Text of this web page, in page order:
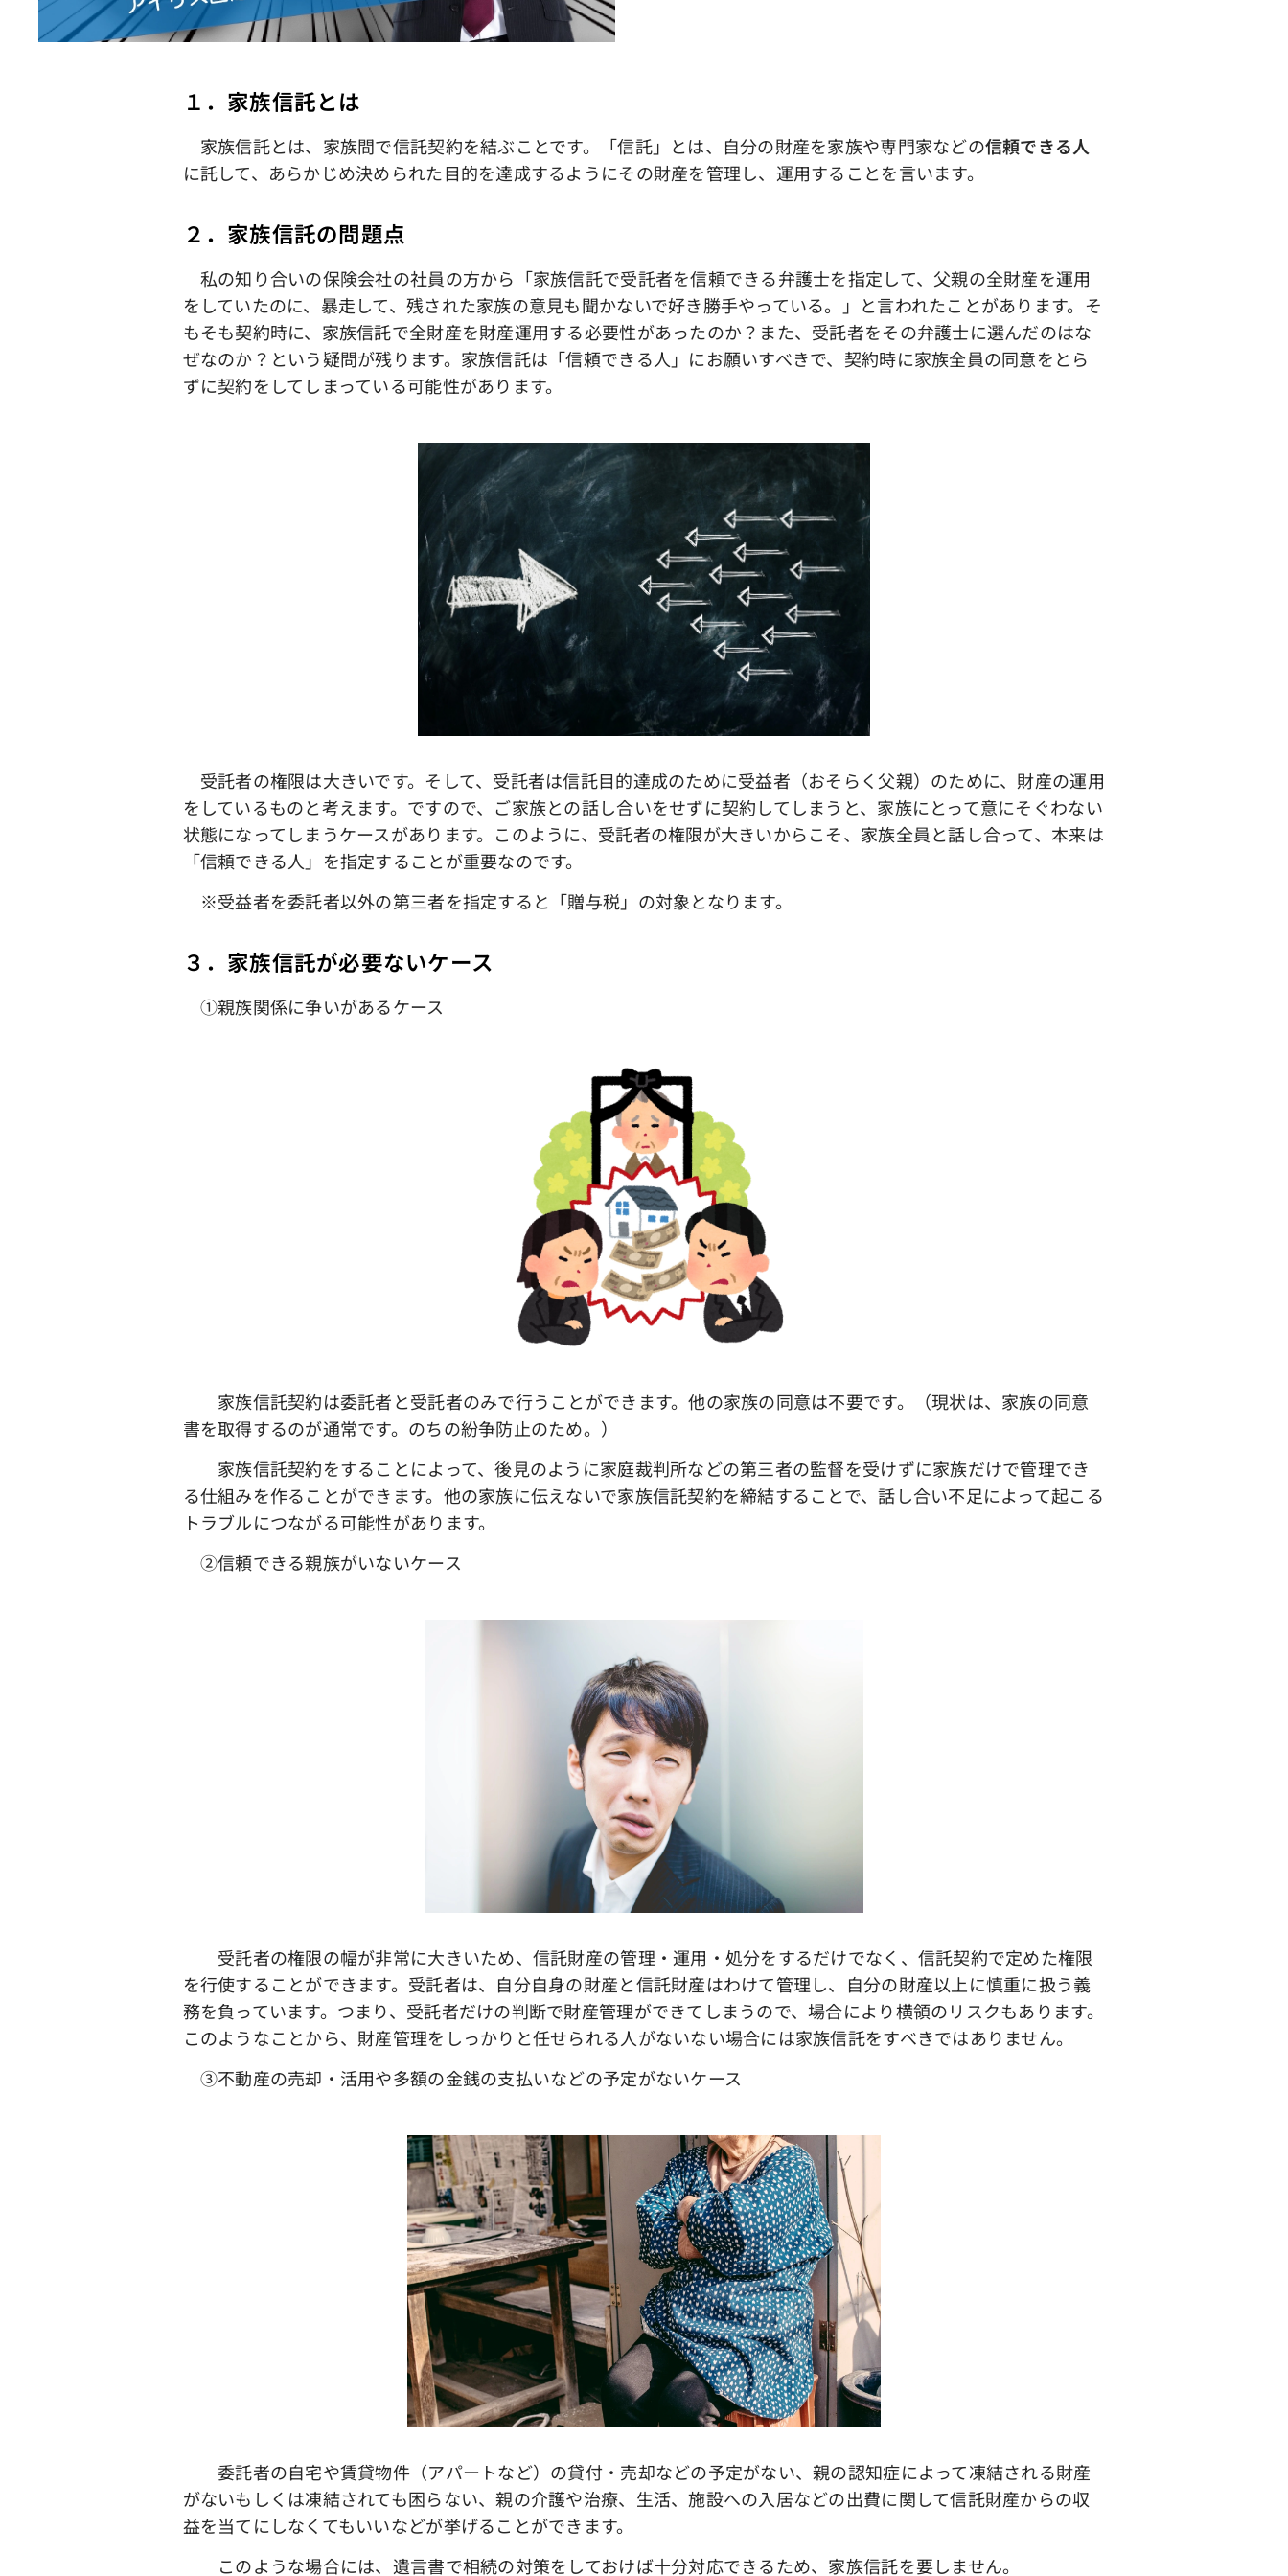
１．家族信託とは
家族信託とは、家族間で信託契約を結ぶことです。「信託」とは、自分の財産を家族や専門家などの信頼できる人
に託して、あらかじめ決められた目的を達成するようにその財産を管理し、運用することを言います。
２．家族信託の問題点
私の知り合いの保険会社の社員の方から「家族信託で受託者を信頼できる弁護士を指定して、父親の全財産を運用
をしていたのに、暴走して、残された家族の意見も聞かないで好き勝手やっている。」と言われたことがあります。そ
もそも契約時に、家族信託で全財産を財産運用する必要性があったのか？また、受託者をその弁護士に選んだのはな
ぜなのか？という疑問が残ります。家族信託は「信頼できる人」にお願いすべきで、契約時に家族全員の同意をとら
ずに契約をしてしまっている可能性があります。
受託者の権限は大きいです。そして、受託者は信託目的達成のために受益者（おそらく父親）のために、財産の運用
をしているものと考えます。ですので、ご家族との話し合いをせずに契約してしまうと、家族にとって意にそぐわない
状態になってしまうケースがあります。このように、受託者の権限が大きいからこそ、家族全員と話し合って、本来は
「信頼できる人」を指定することが重要なのです。
※受益者を委託者以外の第三者を指定すると「贈与税」の対象となります。
３．家族信託が必要ないケース
①親族関係に争いがあるケース
家族信託契約は委託者と受託者のみで行うことができます。他の家族の同意は不要です。（現状は、家族の同意
書を取得するのが通常です。のちの紛争防止のため。）
家族信託契約をすることによって、後見のように家庭裁判所などの第三者の監督を受けずに家族だけで管理でき
る仕組みを作ることができます。他の家族に伝えないで家族信託契約を締結することで、話し合い不足によって起こる
トラブルにつながる可能性があります。
➁信頼できる親族がいないケース
受託者の権限の幅が非常に大きいため、信託財産の管理・運用・処分をするだけでなく、信託契約で定めた権限
を行使することができます。受託者は、自分自身の財産と信託財産はわけて管理し、自分の財産以上に慎重に扱う義
務を負っています。つまり、受託者だけの判断で財産管理ができてしまうので、場合により横領のリスクもあります。
このようなことから、財産管理をしっかりと任せられる人がないない場合には家族信託をすべきではありません。
③不動産の売却・活用や多額の金銭の支払いなどの予定がないケース
委託者の自宅や賃貸物件（アパートなど）の貸付・売却などの予定がない、親の認知症によって凍結される財産
がないもしくは凍結されても困らない、親の介護や治療、生活、施設への入居などの出費に関して信託財産からの収
益を当てにしなくてもいいなどが挙げることができます。
このような場合には、遺言書で相続の対策をしておけば十分対応できるため、家族信託を要しません。